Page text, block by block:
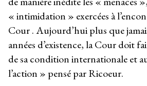
« intimidation » exercées à
Cour . Aujourd’hui plus que
années d’existence, la Cour doit
de sa condition internationale et
l’action » pensé par Ricoeur.